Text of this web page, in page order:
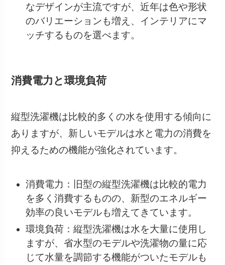
なデザインが主流ですが、近年は色や形状
のバリエーションも増え、インテリアにマ
ッチするものを選べます。
消費電力と環境負荷
縦型洗濯機は比較的多くの水を使用する傾向に
ありますが、新しいモデルは水と電力の消費を
抑えるための機能が強化されています。
消費電力：旧型の縦型洗濯機は比較的電力
を多く消費するものの、新型のエネルギー
効率の良いモデルも増えてきています。
環境負荷：縦型洗濯機は水を大量に使用し
ますが、省水型のモデルや洗濯物の量に応
じて水量を調節する機能がついたモデルも